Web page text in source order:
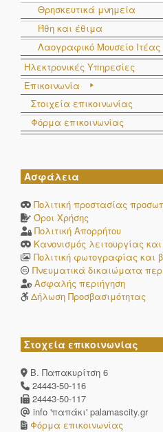
Θρησκευτικά μνημεία
Ήθη και έθιμα
Λαογραφικό Μουσείο Ιτέας
Ηλεκτρονικές Υπηρεσίες
Επικοινωνία
Στοιχεία επικοινωνίας
Φόρμα επικοινωνίας
Ασφάλεια
Πολιτική προστασίας
Όροι Χρήσης
Πολιτική Απορρήτου
Κανονισμός λειτουργίας
Πολιτική φωτογραφίας και
Πνευματικά δικαιώματα
Ασφαλής περιήγηση
Δήλωση Προσβασιμότητας
Στοχεία επικοινωνίας
Β. Παπακυρίτση 6
24443-50-116
24443-50-117
info 'παπάκι' palamascity.gr
Φόρμα επικοινωνίας